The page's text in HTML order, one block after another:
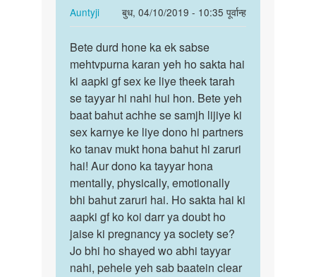
pahale
or
ane
ke
by
sunil
ho
upay
Auntyji
बुध, 04/10/2019 - 10:35 पूर्वान्ह
In
reply
to
Sex
me
drd
na
ho
upay
by
अज्ञात
Bete
durd
hone
ka
ek
sabse…
Bete durd hone ka ek sabse
mehtvpurna karan yeh ho sakta hai
ki aapki gf sex ke liye theek tarah
se tayyar hi nahi hui hon. Bete yeh
baat bahut achhe se samjh lijiye ki
sex karnye ke liye dono hi partners
ko tanav mukt hona bahut hi zaruri
hai! Aur dono ka tayyar hona
mentally, physically, emotionally
bhi bahut zaruri hai. Ho sakta hai ki
aapki gf ko koi darr ya doubt ho
jaise ki pregnancy ya society se?
Jo bhi ho shayed wo abhi tayyar
nahi, pehele yeh sab baatein clear